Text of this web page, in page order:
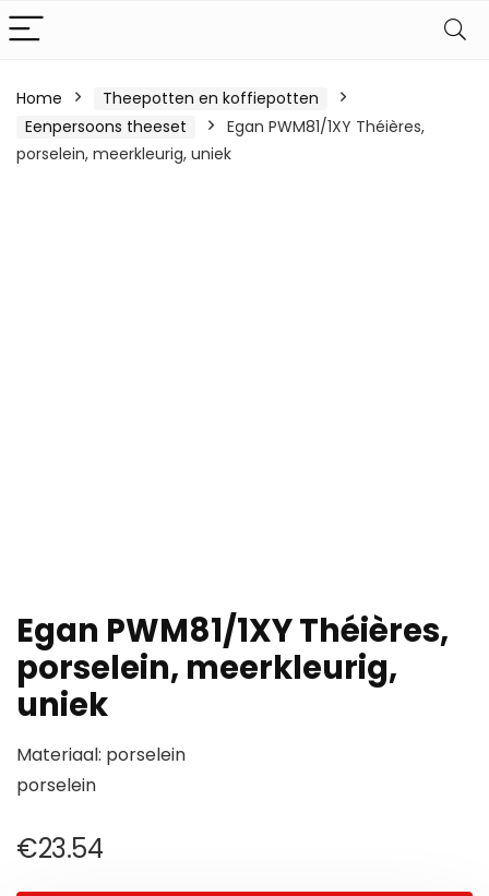
Home
Theepotten en koffiepotten
Eenpersoons theeset
Egan PWM81/1XY Théières,
porselein, meerkleurig, uniek
Egan PWM81/1XY Théières,
porselein, meerkleurig,
uniek
Materiaal: porselein
porselein
€23.54